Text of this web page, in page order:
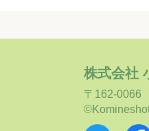
株式会社
〒162-0066